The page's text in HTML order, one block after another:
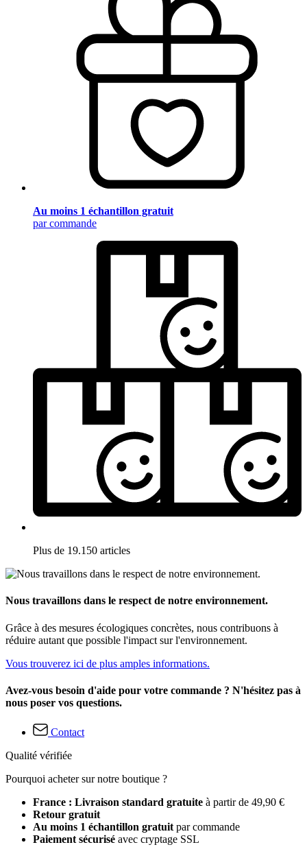
Au moins 1 échantillon gratuit
par commande
Plus de 19.150 articles
Nous travaillons dans le respect de notre environnement.
Grâce à des mesures écologiques concrètes, nous contribuons à
réduire autant que possible l'impact sur l'environnement.
Vous trouverez ici de plus amples informations.
Avez-vous besoin d'aide pour votre commande ? N'hésitez pas à
nous poser vos questions.
Contact
Qualité vérifiée
Pourquoi acheter sur notre boutique ?
France : Livraison standard gratuite à partir de 49,90 €
Retour gratuit
Au moins 1 échantillon gratuit par commande
Paiement sécurisé avec cryptage SSL